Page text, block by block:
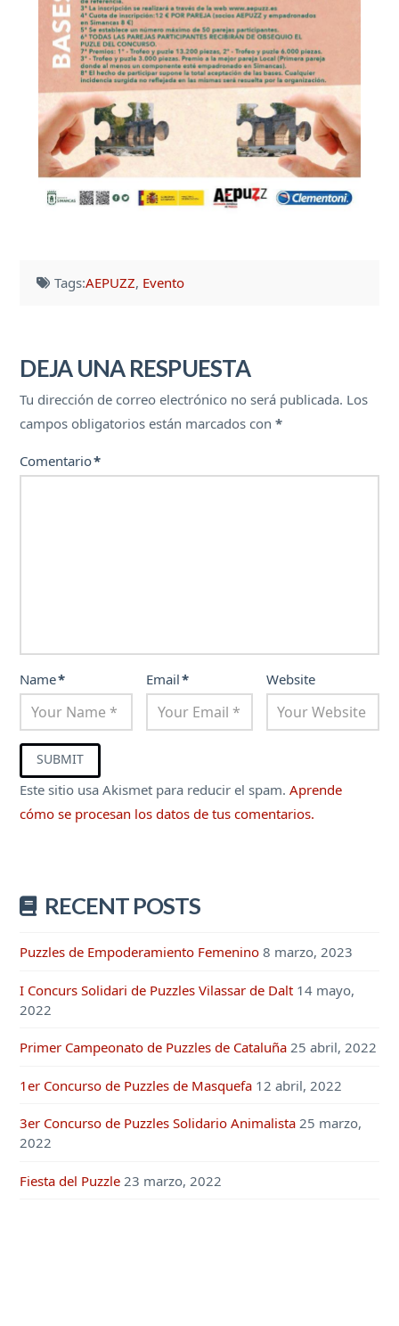
Tags:AEPUZZ, Evento
DEJA UNA RESPUESTA
Tu dirección de correo electrónico no será publicada. Los
campos obligatorios están marcados con*
Comentario*
Name* Email* Website
Este sitio usa Akismet para reducir el spam.Aprende
cómo se procesan los datos de tus comentarios.
RECENT POSTS
Puzzles de Empoderamiento Femenino 8 marzo, 2023
I Concurs Solidari de Puzzles Vilassar de Dalt 14 mayo,
2022
Primer Campeonato de Puzzles de Cataluña 25 abril, 2022
1er Concurso de Puzzles de Masquefa 12 abril, 2022
3er Concurso de Puzzles Solidario Animalista 25 marzo,
2022
Fiesta del Puzzle 23 marzo, 2022